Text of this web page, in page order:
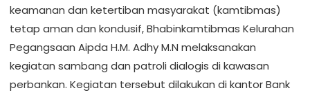
keamanan dan ketertiban masyarakat (kamtibmas)
tetap aman dan kondusif, Bhabinkamtibmas Kelurahan
Pegangsaan Aipda H.M. Adhy M.N melaksanakan
kegiatan sambang dan patroli dialogis di kawasan
perbankan. Kegiatan tersebut dilakukan di kantor Bank